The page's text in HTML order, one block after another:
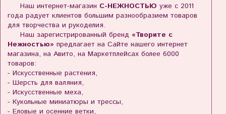
Наш интернет-магазин С-НЕЖНОСТЬЮ уже с 2011
года радует клиентов большим разнообразием товаров
для творчества и рукоделия.
Наш зарегистрированный бренд «Творите с
Нежностью» предлагает на Сайте нашего интернет
магазина, на Авито, на Маркетплейсах более 6000
товаров:
- Искусственные растения,
- Шерсть для валяния,
- Искусственные меха,
- Кукольные миниатюры и трессы,
- Еловые и осенние ветки,